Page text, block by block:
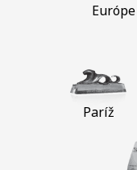
Paríž